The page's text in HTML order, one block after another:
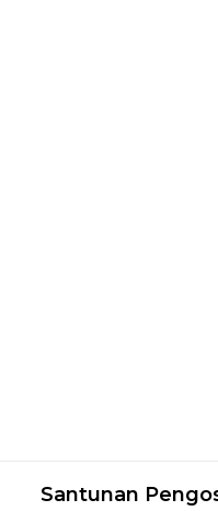
Santunan